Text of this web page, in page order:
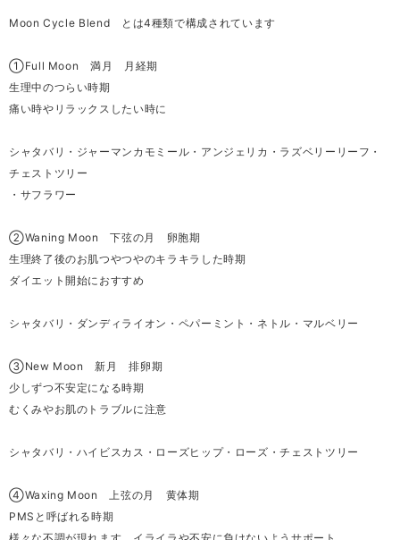
Moon Cycle Blend とは4種類で構成されています
①Full Moon 満月 月経期
生理中のつらい時期
痛い時やリラックスしたい時に
シャタバリ・ジャーマンカモミール・アンジェリカ・ラズベリーリーフ・
チェストツリー
・サフラワー
②Waning Moon 下弦の月 卵胞期
生理終了後のお肌つやつやのキラキラした時期
ダイエット開始におすすめ
シャタバリ・ダンディライオン・ペパーミント・ネトル・マルベリー
③New Moon 新月 排卵期
少しずつ不安定になる時期
むくみやお肌のトラブルに注意
シャタバリ・ハイビスカス・ローズヒップ・ローズ・チェストツリー
④Waxing Moon 上弦の月 黄体期
PMSと呼ばれる時期